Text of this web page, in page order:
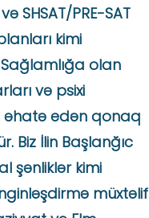
SHSAT/PRE-SAT
kimi
olan
və psixi
əhatə edən qonaq
Biz İlin Başlanğıc
şənliklər kimi
müxtəlif